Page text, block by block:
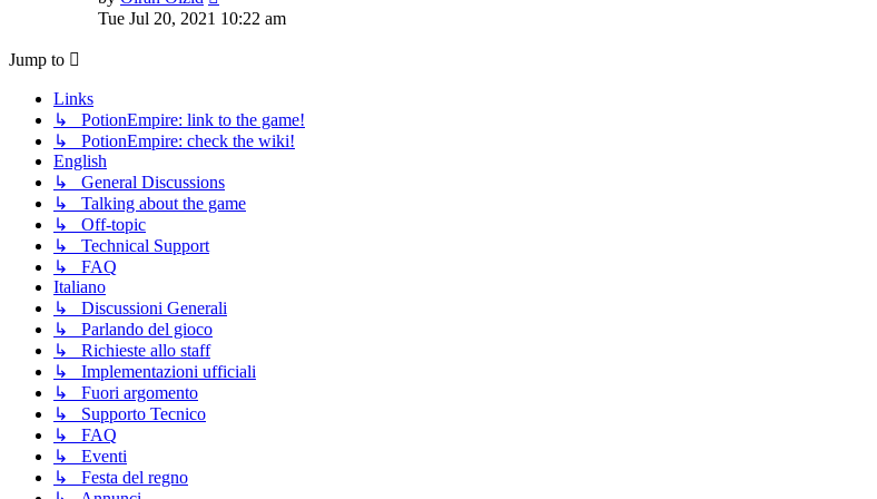
the
Tue Jul 20, 2021 10:22 am
Jump to
Links
↳ PotionEmpire: link to the game!
↳ PotionEmpire: check the wiki!
English
↳ General Discussions
↳ Talking about the game
↳ Off-topic
↳ Technical Support
↳ FAQ
Italiano
↳ Discussioni Generali
↳ Parlando del gioco
↳ Richieste allo staff
↳ Implementazioni ufficiali
↳ Fuori argomento
↳ Supporto Tecnico
↳ FAQ
↳ Eventi
↳ Festa del regno